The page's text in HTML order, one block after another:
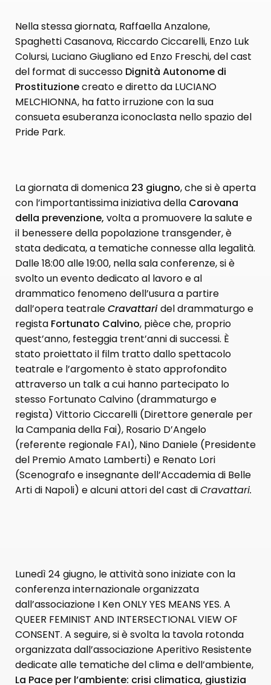
Nella stessa giornata, Raffaella Anzalone,
Spaghetti Casanova, Riccardo Ciccarelli, Enzo Luk
Colursi, Luciano Giugliano ed Enzo Freschi, del cast
del format di successo Dignità Autonome di
Prostituzionecreato e diretto da LUCIANO
MELCHIONNA, ha fatto irruzione con la sua
consueta esuberanza iconoclasta nello spazio del
Pride Park.
La giornata di domenica 23 giugno, che si è aperta
con l’importantissima iniziativa della Carovana
della prevenzione, volta a promuovere la salute e
il benessere della popolazione transgender, è
stata dedicata, a tematiche connesse alla legalità.
Dalle 18:00 alle 19:00, nella sala conferenze, si è
svolto un evento dedicato al lavoro e al
drammatico fenomeno dell’usura a partire
dall’opera teatraleCravattaridel drammaturgo e
regista Fortunato Calvino, pièce che, proprio
quest’anno, festeggia trent’anni di successi. È
stato proiettato il film tratto dallo spettacolo
teatrale e l’argomento è stato approfondito
attraverso un talk a cui hanno partecipato lo
stesso Fortunato Calvino (drammaturgo e
regista) Vittorio Ciccarelli (Direttore generale per
la Campania della Fai), Rosario D’Angelo
(referente regionale FAI), Nino Daniele (Presidente
del Premio Amato Lamberti) e Renato Lori
(Scenografo e insegnante dell’Accademia di Belle
Arti di Napoli) e alcuni attori del cast diCravattari.
Lunedì 24 giugno, le attività sono iniziate con la
conferenza internazionale organizzata
dall’associazione I Ken ONLY YES MEANS YES. A
QUEER FEMINIST AND INTERSECTIONAL VIEW OF
CONSENT. A seguire, si è svolta la tavola rotonda
organizzata dall’associazione Aperitivo Resistente
dedicate alle tematiche del clima e dell’ambiente,
La Pace per l’ambiente: crisi climatica, giustizia